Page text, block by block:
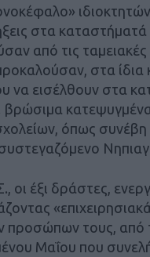
στα καταστήματά
από τις ταμειακές
στα ίδια
να εισέλθουν στα
σχολείων, όπως
έξι δράστες,
προσώπων τους, από
Μαΐου που